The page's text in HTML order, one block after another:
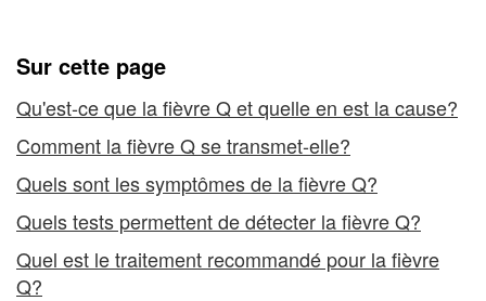
Sur cette page
Qu'est-ce que la fièvre Q et quelle en est la cause?
Comment la fièvre Q se transmet-elle?
Quels sont les symptômes de la fièvre Q?
Quels tests permettent de détecter la fièvre Q?
Quel est le traitement recommandé pour la fièvre
Q?